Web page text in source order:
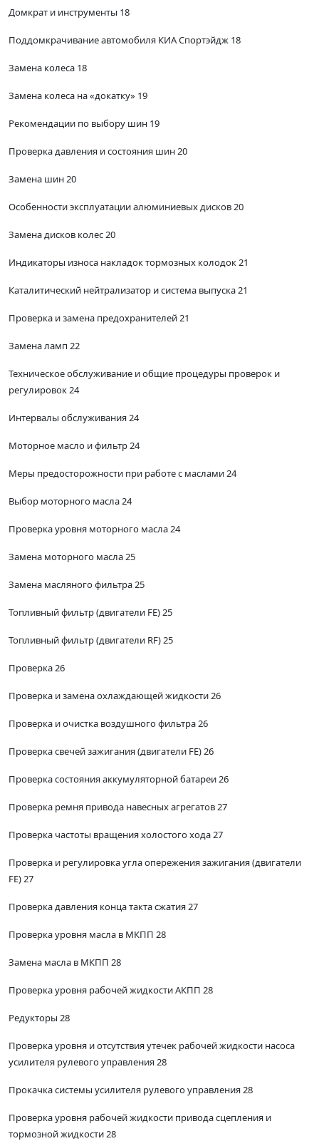
Домкрат и инструменты 18
Поддомкрачивание автомобиля КИА Спортэйдж 18
Замена колеса 18
Замена колеса на «докатку» 19
Рекомендации по выбору шин 19
Проверка давления и состояния шин 20
Замена шин 20
Особенности эксплуатации алюминиевых дисков 20
Замена дисков колес 20
Индикаторы износа накладок тормозных колодок 21
Каталитический нейтрализатор и система выпуска 21
Проверка и замена предохранителей 21
Замена ламп 22
Техническое обслуживание и общие процедуры проверок и
регулировок 24
Интервалы обслуживания 24
Моторное масло и фильтр 24
Меры предосторожности при работе с маслами 24
Выбор моторного масла 24
Проверка уровня моторного масла 24
Замена моторного масла 25
Замена масляного фильтра 25
Топливный фильтр (двигатели FE) 25
Топливный фильтр (двигатели RF) 25
Проверка 26
Проверка и замена охлаждающей жидкости 26
Проверка и очистка воздушного фильтра 26
Проверка свечей зажигания (двигатели FE) 26
Проверка состояния аккумуляторной батареи 26
Проверка ремня привода навесных агрегатов 27
Проверка частоты вращения холостого хода 27
Проверка и регулировка угла опережения зажигания (двигатели
FE) 27
Проверка давления конца такта сжатия 27
Проверка уровня масла в МКПП 28
Замена масла в МКПП 28
Проверка уровня рабочей жидкости АКПП 28
Редукторы 28
Проверка уровня и отсутствия утечек рабочей жидкости насоса
усилителя рулевого управления 28
Прокачка системы усилителя рулевого управления 28
Проверка уровня рабочей жидкости привода сцепления и
тормозной жидкости 28